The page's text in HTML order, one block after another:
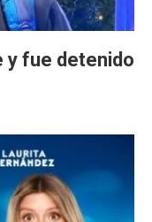
y fue detenido